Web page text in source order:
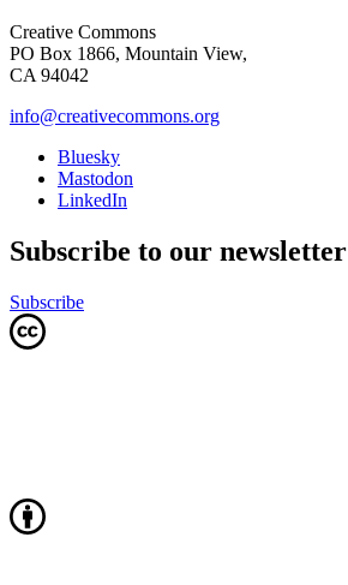
Creative Commons
PO Box 1866, Mountain View,
CA 94042
info@creativecommons.org
Bluesky
Mastodon
LinkedIn
Subscribe to our newsletter
Subscribe